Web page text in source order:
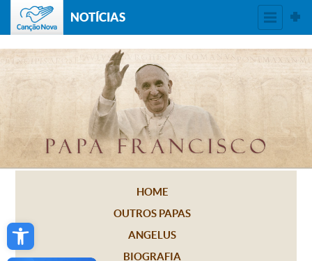
Open toolbar
NOTÍCIAS
HOME
OUTROS PAPAS
ANGELUS
BIOGRAFIA